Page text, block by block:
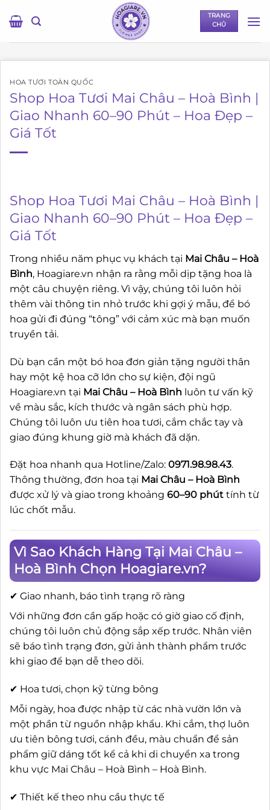
qua
TRANG
CHỦ
HOA TƯƠI TOÀN QUỐC
Shop Hoa Tươi Mai Châu – Hoà Bình |
Giao Nhanh 60–90 Phút – Hoa Đẹp –
Giá Tốt
Shop Hoa Tươi Mai Châu – Hoà Bình |
Giao Nhanh 60–90 Phút – Hoa Đẹp –
Giá Tốt
Trong nhiều năm phục vụ khách tại Mai Châu – Hoà
Bình, Hoagiare.vn nhận ra rằng mỗi dịp tặng hoa là
một câu chuyện riêng. Vì vậy, chúng tôi luôn hỏi
thêm vài thông tin nhỏ trước khi gợi ý mẫu, để bó
hoa gửi đi đúng “tông” với cảm xúc mà bạn muốn
truyền tải.
Dù bạn cần một bó hoa đơn giản tặng người thân
hay một kệ hoa cỡ lớn cho sự kiện, đội ngũ
Hoagiare.vn tại Mai Châu – Hoà Bình luôn tư vấn kỹ
về màu sắc, kích thước và ngân sách phù hợp.
Chúng tôi luôn ưu tiên hoa tươi, cắm chắc tay và
giao đúng khung giờ mà khách đã dặn.
Đặt hoa nhanh qua Hotline/Zalo: 0971.98.98.43.
Thông thường, đơn hoa tại Mai Châu – Hoà Bình
được xử lý và giao trong khoảng 60–90 phút tính từ
lúc chốt mẫu.
Vì Sao Khách Hàng Tại Mai Châu –
Hoà Bình Chọn Hoagiare.vn?
✔ Giao nhanh, báo tình trạng rõ ràng
Với những đơn cần gấp hoặc có giờ giao cố định,
chúng tôi luôn chủ động sắp xếp trước. Nhân viên
sẽ báo tình trạng đơn, gửi ảnh thành phẩm trước
khi giao để bạn dễ theo dõi.
✔ Hoa tươi, chọn kỹ từng bông
Mỗi ngày, hoa được nhập từ các nhà vườn lớn và
một phần từ nguồn nhập khẩu. Khi cắm, thợ luôn
ưu tiên bông tươi, cánh đều, màu chuẩn để sản
phẩm giữ dáng tốt kể cả khi di chuyển xa trong
khu vực Mai Châu – Hoà Bình – Hoà Bình.
✔ Thiết kế theo nhu cầu thực tế